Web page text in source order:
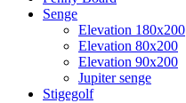
Senge
Elevation 180x200
Elevation 80x200
Elevation 90x200
Jupiter senge
Stigegolf